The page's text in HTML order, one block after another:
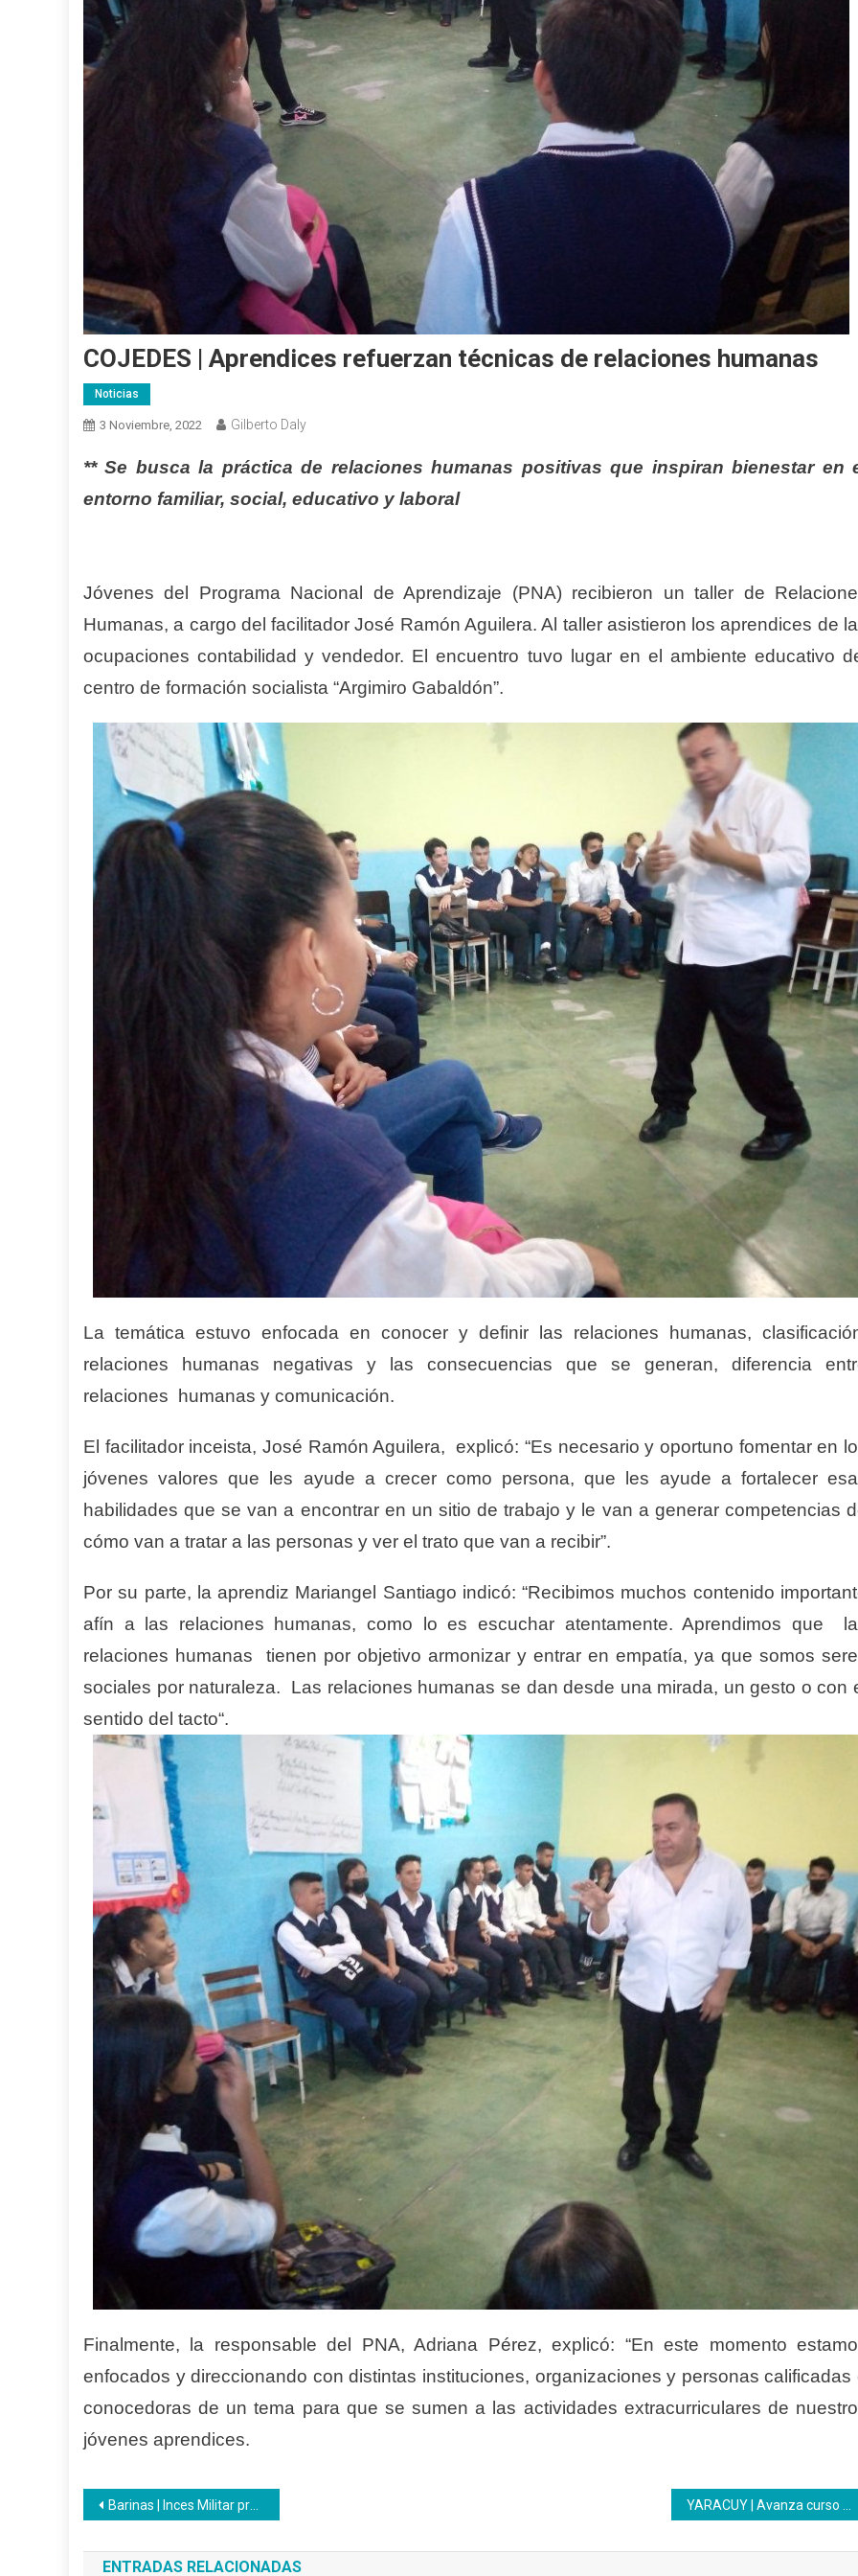
COJEDES | Aprendices refuerzan técnicas de relaciones humanas
Noticias
3 Noviembre, 2022 Gilberto Daly
** Se busca la práctica de relaciones humanas positivas que inspiran bienestar en
entorno familiar, social, educativo y laboral
Jóvenes del Programa Nacional de Aprendizaje (PNA) recibieron un taller de
Humanas, a cargo del facilitador José Ramón Aguilera. Al taller asistieron los aprendices de
ocupaciones contabilidad y vendedor. El encuentro tuvo lugar en el ambiente educativo
centro de formación socialista “Argimiro Gabaldón”.
La temática estuvo enfocada en conocer y definir las relaciones humanas,
relaciones humanas negativas y las consecuencias que se generan, diferencia
relaciones humanas y comunicación.
El facilitador inceista, José Ramón Aguilera, explicó: “Es necesario y oportuno fomentar en
jóvenes valores que les ayude a crecer como persona, que les ayude a fortalecer
habilidades que se van a encontrar en un sitio de trabajo y le van a generar competencias
cómo van a tratar a las personas y ver el trato que van a recibir”.
Por su parte, la aprendiz Mariangel Santiago indicó: “Recibimos muchos contenido
afín a las relaciones humanas, como lo es escuchar atentamente. Aprendimos que
relaciones humanas tienen por objetivo armonizar y entrar en empatía, ya que somos
sociales por naturaleza. Las relaciones humanas se dan desde una mirada, un gesto o con
sentido del tacto“.
Finalmente, la responsable del PNA, Adriana Pérez, explicó: “En este momento
enfocados y direccionando con distintas instituciones, organizaciones y personas calificadas
conocedoras de un tema para que se sumen a las actividades extracurriculares de
jóvenes aprendices.
Navegación
de
Barinas | Inces Militar promueve la formación productiva de la Milicia Nacional Bolivariana
ENTRADAS RELACIONADAS